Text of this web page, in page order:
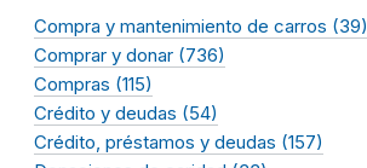
Compra y mantenimiento de carros (39)
Comprar y donar (736)
Compras (115)
Crédito y deudas (54)
Crédito, préstamos y deudas (157)